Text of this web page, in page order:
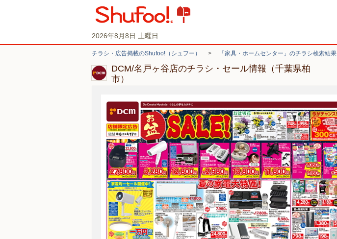
2026年8月8日 土曜日
チラシ・広告掲載のShufoo!（シュフー） > 「家具・ホームセンター」のチラシ検索結果
DCM/名戸ヶ谷店のチラシ・セール情報（千葉県柏
市）